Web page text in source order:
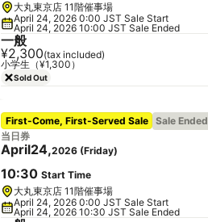
大丸東京店 11階催事場
April 24, 2026 0:00 JST Sale Start
April 24, 2026 10:00 JST Sale Ended
一般
¥2,300(tax included)
小学生（¥1,300）
Sold Out
First-Come, First-Served Sale Sale Ended
当日券
April24,2026 (Friday)
10:30 Start Time
大丸東京店 11階催事場
April 24, 2026 0:00 JST Sale Start
April 24, 2026 10:30 JST Sale Ended